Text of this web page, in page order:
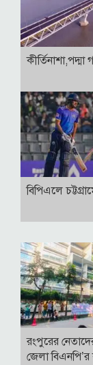
বিপিএলে
রংপুরের
জেলা বিএনপি’র